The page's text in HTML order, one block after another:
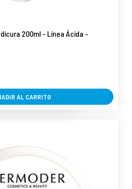
200ml - Línea Ácida -
AL CARRITO